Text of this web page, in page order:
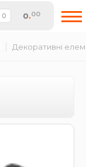
0.00
Декоративні